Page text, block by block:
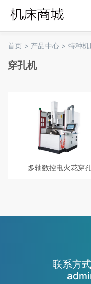
首页 > 产品中心 > 特种机
穿孔机
多轴数控电火花穿
联系方